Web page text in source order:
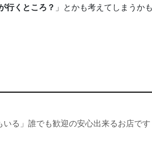
行くところ？ 」とかも考えてしまうか
いる」誰でも歓迎の安心出来るお店です